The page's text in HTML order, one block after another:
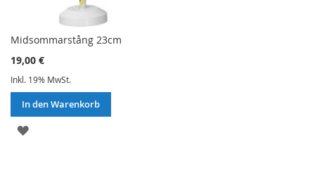
Midsommarstång 23cm
19,00 €
Inkl. 19% MwSt.
In den Warenkorb
ZUR